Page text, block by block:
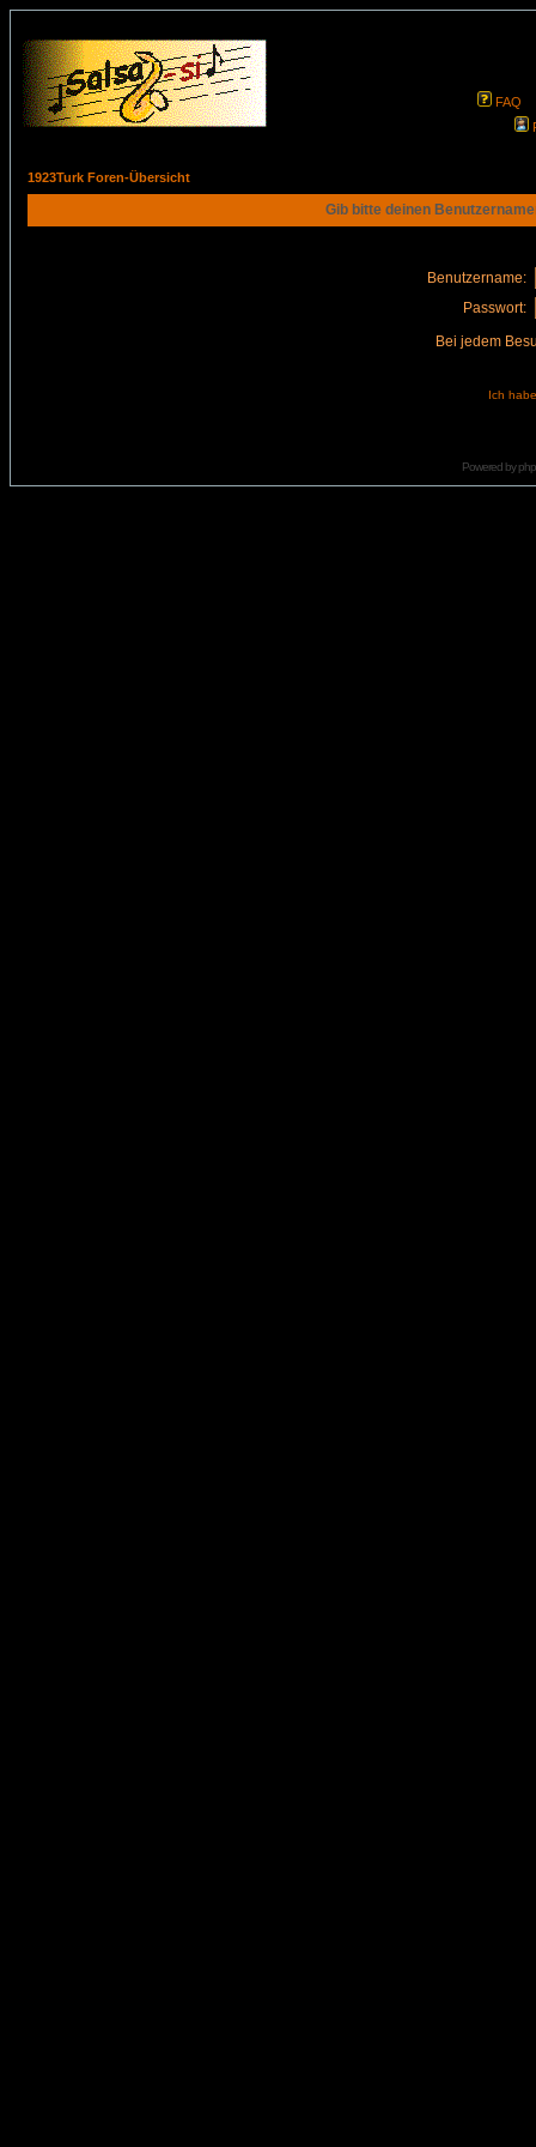
FAQ
1923Turk Foren-Übersicht
Gib bitte deinen
Benutzername:
Passwort:
Bei jedem
Ich
Powered by